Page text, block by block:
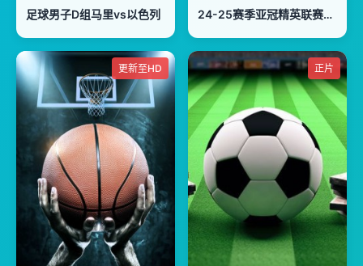
足球男子D组马里vs以色列 24-25赛季亚冠精英联赛第7轮：德黑兰独立VS巴格达警察
更新至HD 正片